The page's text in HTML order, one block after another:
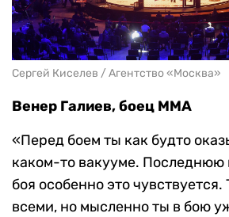
Сергей Киселев / Агентство «Москва»
Венер Галиев, боец MMA
«Перед боем ты как будто
каком-то вакууме.
боя особенно это
всеми, но мысленно ты в бою